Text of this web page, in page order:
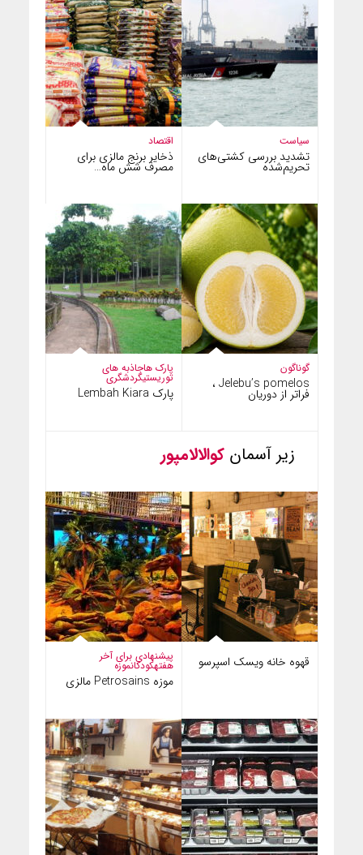
اقتصاد
ذخایر برنج مالزی برای
مصرف شش ماه…
سیاست
تشدید بررسی کشتی‌های
تحریم‌شده
پارک هاجاذبه های
توریستیگردشگری
پارک Lembah Kiara
گوناگون
Jelebu’s pomelos ،
فراتر از دوریان
زیر آسمان کوالالامپور
پیشنهادی برای آخر
هفتهکودکانموزه
موزه Petrosains مالزی
قهوه خانه ویسک اسپرسو